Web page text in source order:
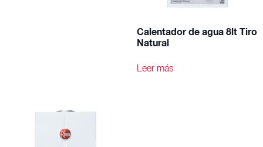
Calentador de agua 8lt Tiro
Natural
Leer más